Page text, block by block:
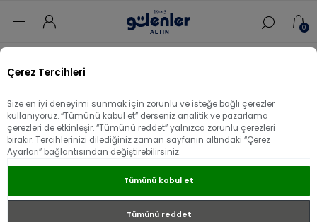
Çerez Tercihleri
Size en iyi deneyimi sunmak için zorunlu ve isteğe bağlı çerezler
kullanıyoruz. “Tümünü kabul et” derseniz analitik ve pazarlama
çerezleri de etkinleşir. “Tümünü reddet” yalnızca zorunlu çerezleri
bırakır. Tercihlerinizi dilediğiniz zaman sayfanın altındaki “Çerez
Ayarları” bağlantısından değiştirebilirsiniz.
Tümünü kabul et
Tümünü reddet
0
Bilezik Boyu Hakkında
Bilezik Boyu Ölçü Alma Yöntemleri
Yöntem 1 (Çap)